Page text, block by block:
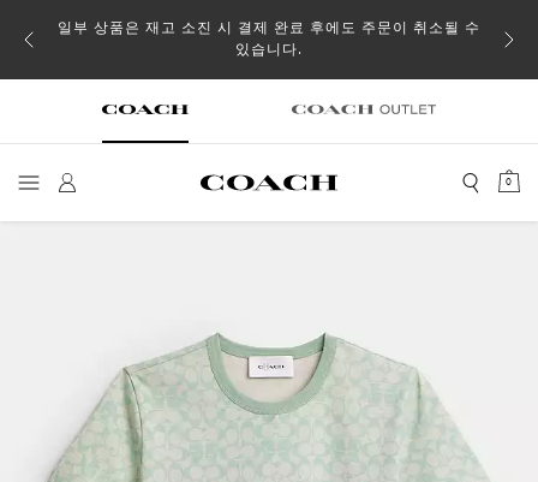
일부 상품은 재고 소진 시 결제 완료 후에도 주문이 취소될 수
있습니다.
0